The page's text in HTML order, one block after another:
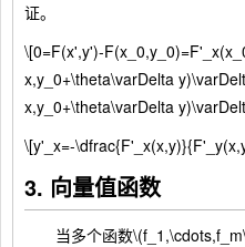
证。
\[0=F(x',y')-
x,y_0+\theta\varDelta
x,y_0+\theta\varDelta
\[y'_x=-
3. 向量值函数
当多个函数